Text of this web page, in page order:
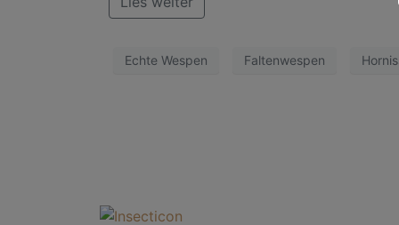
Echte Wespen Faltenwespen